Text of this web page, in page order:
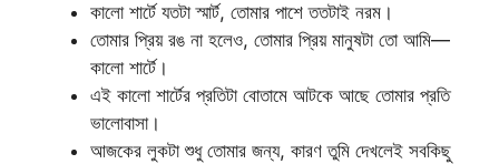
কালো শার্টে যতটা স্মার্ট, তোমার পাশে ততটাই নরম।
তোমার প্রিয় রঙ না হলেও, তোমার প্রিয় মানুষটা তো আমি—
কালো শার্টে।
এই কালো শার্টের প্রতিটা বোতামে আটকে আছে তোমার প্রতি
ভালোবাসা।
আজকের লুকটা শুধু তোমার জন্য, কারণ তুমি দেখলেই সবকিছু